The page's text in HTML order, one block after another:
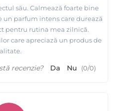
său. Calmează foarte bine
un parfum intens care durează
pentru rutina mea zilnică.
care apreciază un produs de
recenzie? Da Nu (0/0)